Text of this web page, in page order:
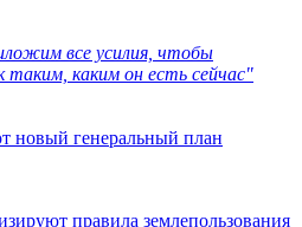
все усилия, чтобы
таким, каким он есть сейчас"
новый генеральный план
правила землепользования